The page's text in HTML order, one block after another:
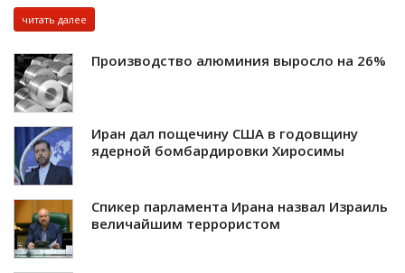
читать далее
Производство алюминия выросло на 26%
Иран дал пощечину США в годовщину
ядерной бомбардировки Хиросимы
Спикер парламента Ирана назвал Израиль
величайшим террористом